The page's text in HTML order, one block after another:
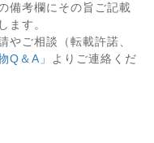
備考欄にその旨ご記載
ます。
やご相談（転載許諾、
Q＆A」
よりご連絡くだ